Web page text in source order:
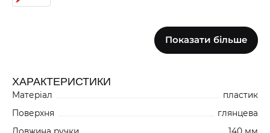
0
+5000
Показати більше
ХАРАКТЕРИСТИКИ
Матеріал
пластик
Поверхня
глянцева
Довжина ручки
140 мм